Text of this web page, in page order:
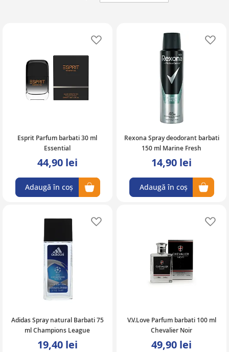
Esprit Parfum barbati 30 ml
Essential
44,90 lei
Adaugă în coș
Adaugă în lista de favorite
Rexona Spray deodorant barbati
150 ml Marine Fresh
14,90 lei
Adaugă în coș
Adidas Spray natural Barbati 75
ml Champions League
19,40 lei
V.V.Love Parfum barbati 100 ml
Chevalier Noir
49,90 lei